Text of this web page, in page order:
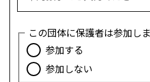
この団体に保護者は参加し
参加する
参加しない